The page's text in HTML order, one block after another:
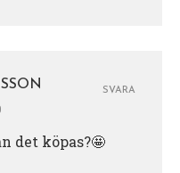
det köpas?🤩
SVARA